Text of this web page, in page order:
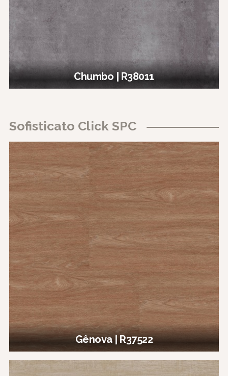
Chumbo | R38011
Sofisticato Click SPC
Gênova | R37522